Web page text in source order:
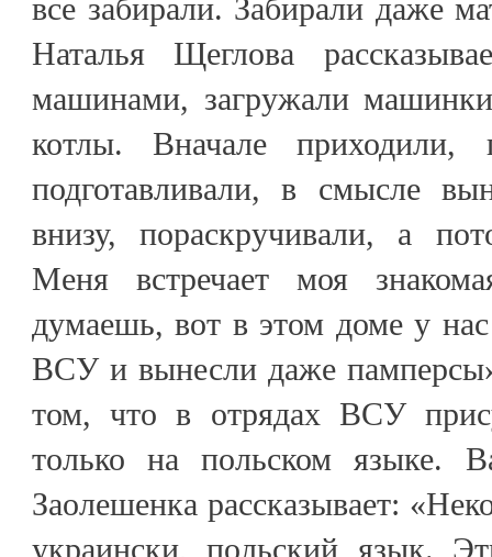
все забирали. Забирали даже
Наталья Щеглова
машинами, загружали
котлы. Вначале приходили,
подготавливали, в смысле
внизу, пораскручивали, а
Меня встречает моя
думаешь, вот в этом доме у
ВСУ и вынесли даже
том, что в отрядах ВСУ
только на польском языке.
Заолешенка рассказывает:
украински, польский язык.